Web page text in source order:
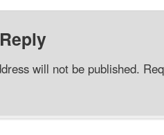
will not be published.